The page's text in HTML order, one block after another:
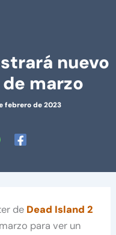
nuevo
marzo
febrero de 2023
de Dead Island 2
para ver un